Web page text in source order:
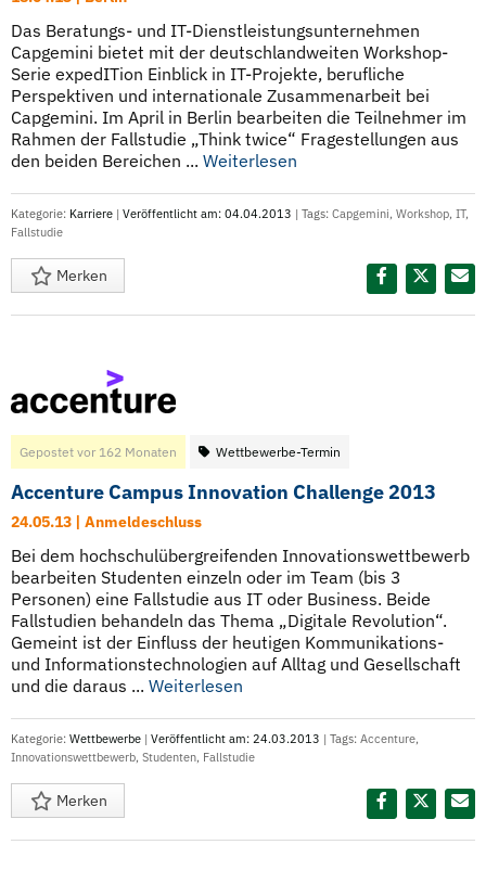
Das Beratungs- und IT-Dienstleistungsunternehmen
Capgemini bietet mit der deutschlandweiten Workshop-
Serie expedITion Einblick in IT-Projekte, berufliche
Perspektiven und internationale Zusammenarbeit bei
Capgemini. Im April in Berlin bearbeiten die Teilnehmer im
Rahmen der Fallstudie „Think twice“ Fragestellungen aus
den beiden Bereichen ... Weiterlesen
Kategorie: Karriere | Veröffentlicht am: 04.04.2013 | Tags: Capgemini, Workshop, IT,
Fallstudie
Merken
Gepostet vor 162 Monaten Wettbewerbe-Termin
Accenture Campus Innovation Challenge 2013
24.05.13 | Anmeldeschluss
Bei dem hochschulübergreifenden Innovationswettbewerb
bearbeiten Studenten einzeln oder im Team (bis 3
Personen) eine Fallstudie aus IT oder Business. Beide
Fallstudien behandeln das Thema „Digitale Revolution“.
Gemeint ist der Einfluss der heutigen Kommunikations-
und Informationstechnologien auf Alltag und Gesellschaft
und die daraus ... Weiterlesen
Kategorie: Wettbewerbe | Veröffentlicht am: 24.03.2013 | Tags: Accenture,
Innovationswettbewerb, Studenten, Fallstudie
Merken